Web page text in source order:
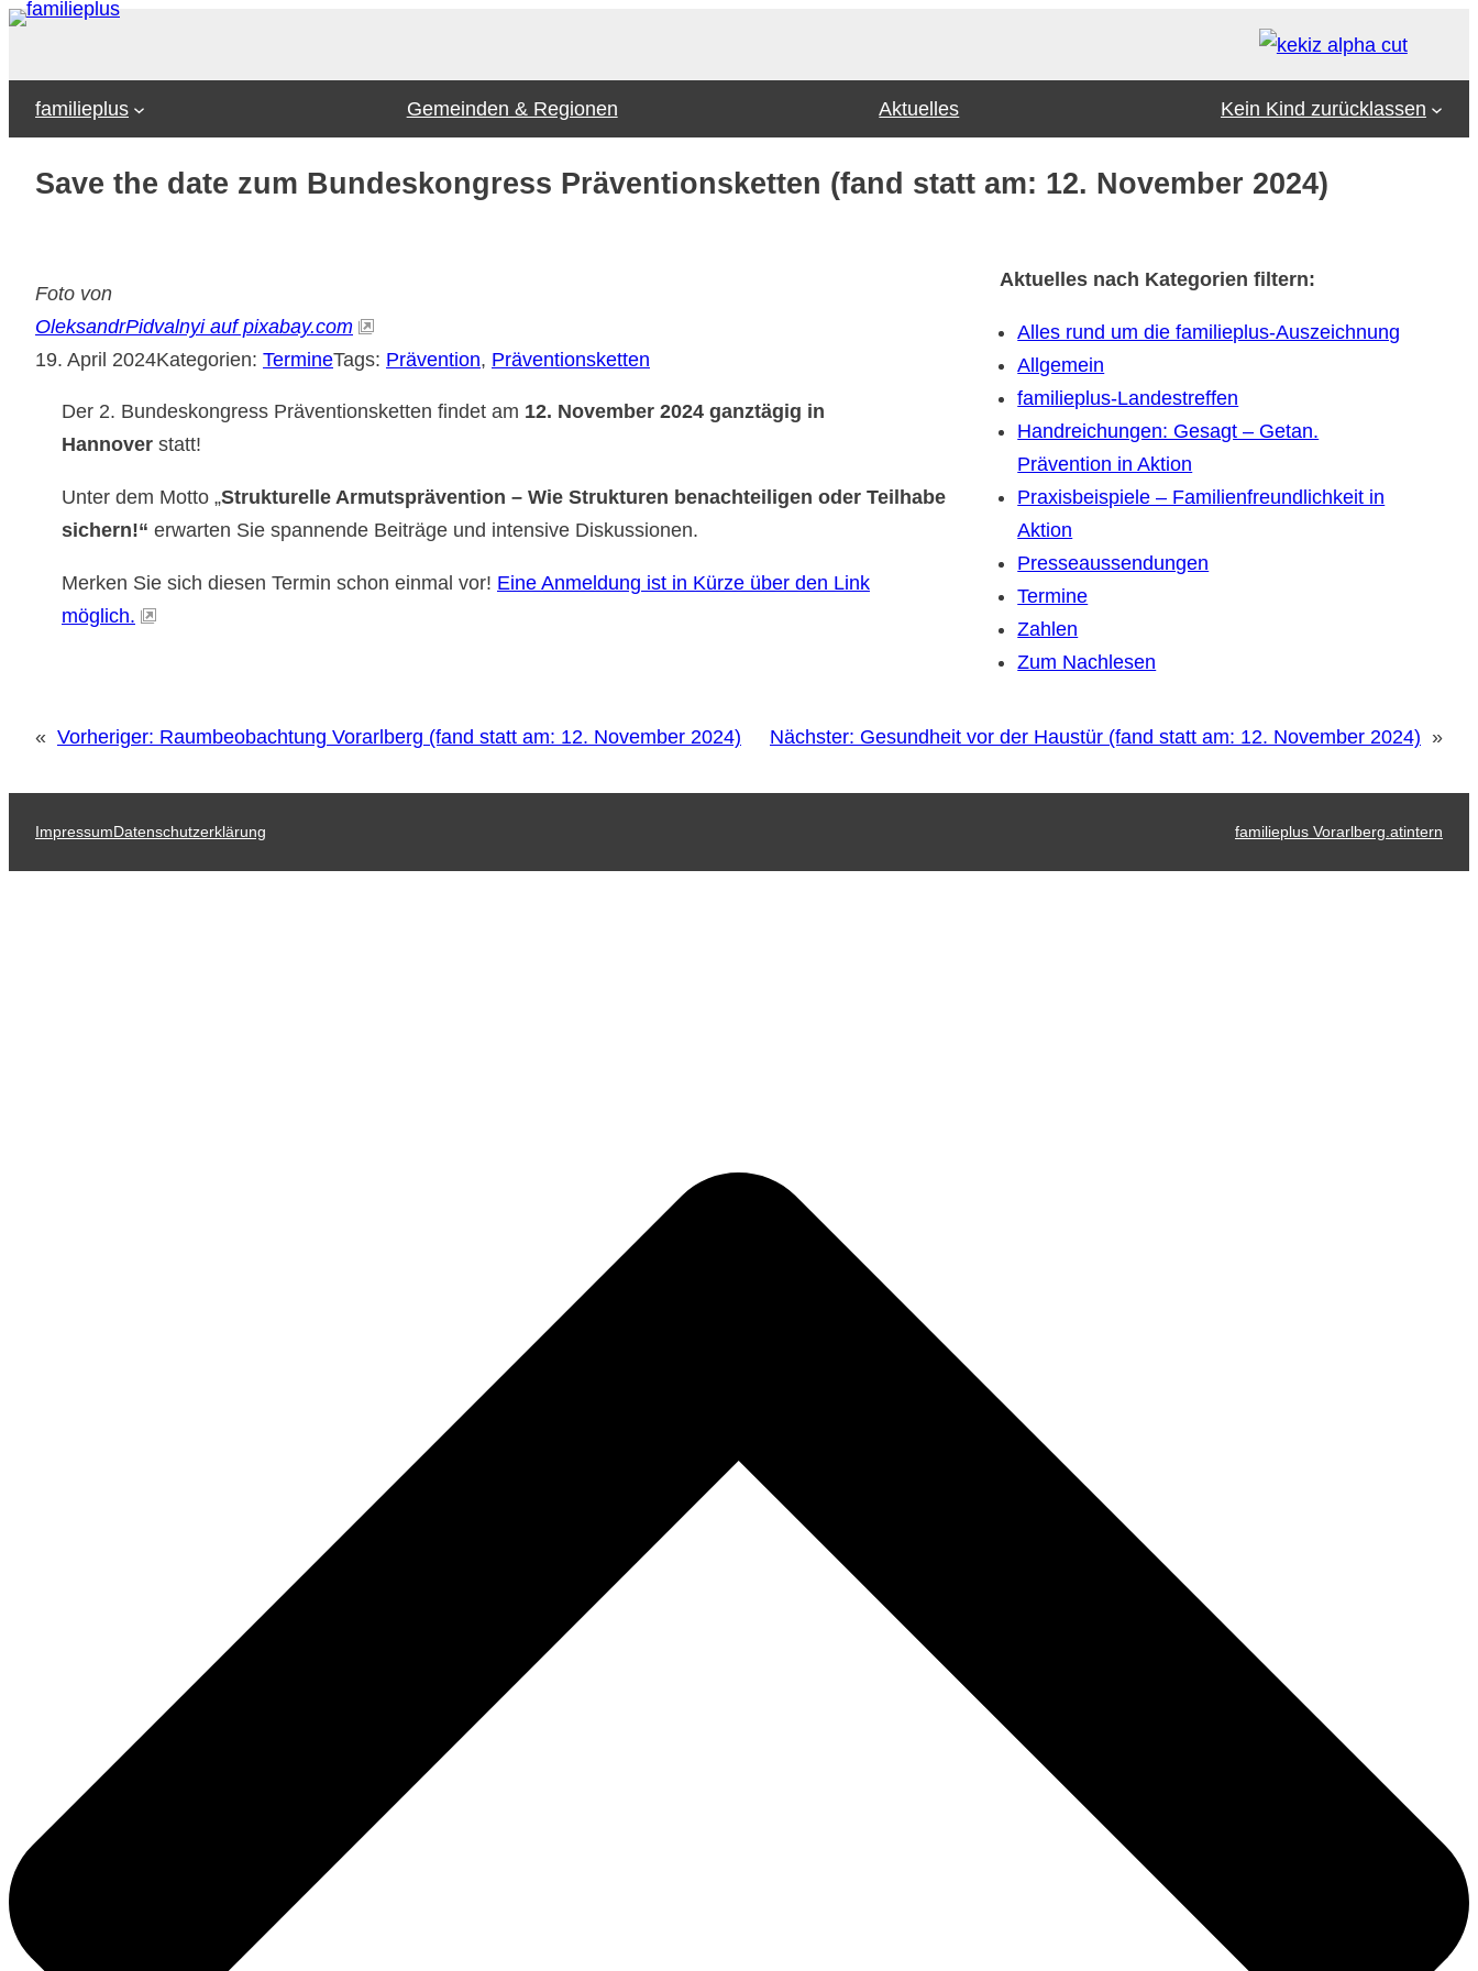
Zum
familieplus
Gemeinden & Regionen Aktuelles Kein Kind zurücklassen
Save the date zum Bundeskongress Präventionsketten (fand statt am: 12. November 2024)
Foto von
OleksandrPidvalnyi auf pixabay.com
19. April 2024Kategorien: TermineTags: Prävention, Präventionsketten
Der 2. Bundeskongress Präventionsketten findet am 12. November 2024 ganztägig in
Hannover statt!
Unter dem Motto „Strukturelle Armutsprävention – Wie Strukturen benachteiligen oder Teilhabe
sichern!“ erwarten Sie spannende Beiträge und intensive Diskussionen.
Merken Sie sich diesen Termin schon einmal vor! Eine Anmeldung ist in Kürze über den Link
möglich.
Aktuelles nach Kategorien filtern:
Alles rund um die familieplus-Auszeichnung
Allgemein
familieplus-Landestreffen
Handreichungen: Gesagt – Getan.
Prävention in Aktion
Praxisbeispiele – Familienfreundlichkeit in
Aktion
Presseaussendungen
Termine
Zahlen
Zum Nachlesen
« Vorheriger: Raumbeobachtung Vorarlberg (fand statt am: 12. November 2024) Nächster: Gesundheit vor der Haustür (fand statt am: 12. November 2024) »
ImpressumDatenschutzerklärung familieplus Vorarlberg.atintern